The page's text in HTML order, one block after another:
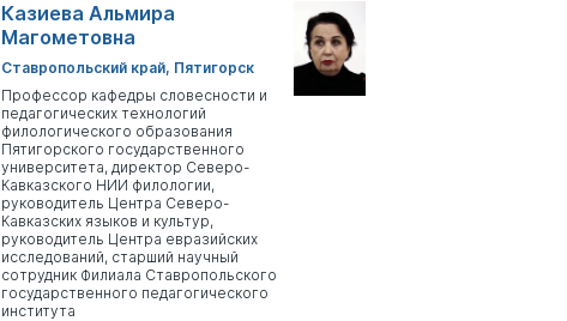
Казиева Альмира
Магометовна
Ставропольский край, Пятигорск
Профессор кафедры словесности и
педагогических технологий
филологического образования
Пятигорского государственного
университета, директор Северо-
Кавказского НИИ филологии,
руководитель Центра Северо-
Кавказских языков и культур,
руководитель Центра евразийских
исследований, старший научный
сотрудник Филиала Ставропольского
государственного педагогического
института